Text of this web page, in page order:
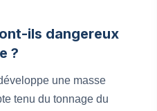
ils dangereux
?
une masse
tenu du tonnage du